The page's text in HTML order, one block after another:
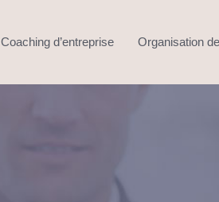
Coaching d’entreprise Organisation